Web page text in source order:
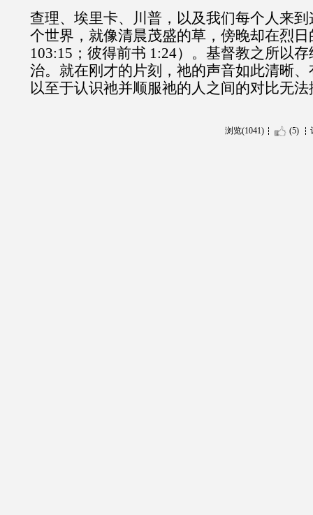
查理、埃里卡、川普，以及我们每个人来
个世界，就像清晨茂盛的草，傍晚却在烈
103:15 ；彼得前书 1:24）。基督教之所以
治。就在刚才的片刻，祂的声音如此清晰
以至于认识祂并顺服祂的人之间的对比无法
浏览(1041) (5)